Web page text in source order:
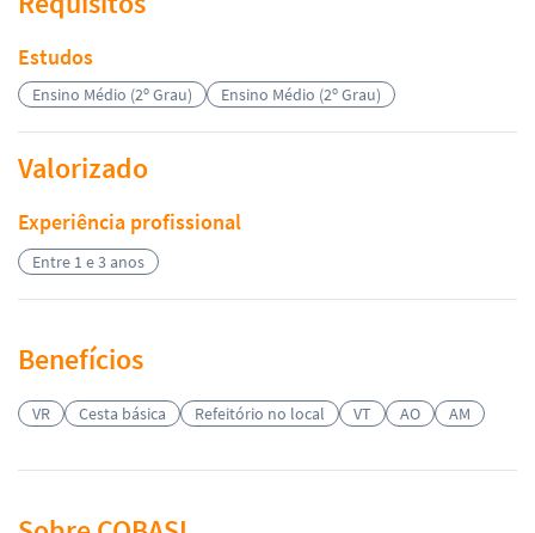
Estudos
Ensino Médio (2º Grau) Ensino Médio (2º Grau)
Valorizado
Experiência profissional
Entre 1 e 3 anos
Benefícios
VR Cesta básica Refeitório no local VT AO AM